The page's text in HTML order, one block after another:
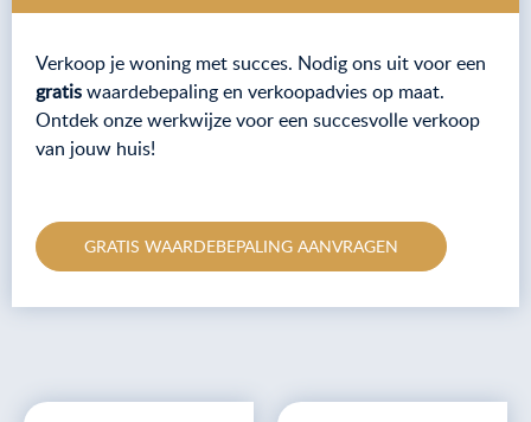
Verkoop je woning met succes. Nodig ons uit voor een
gratiswaardebepaling en verkoopadvies op maat.
Ontdek onze werkwijze voor een succesvolle verkoop
van jouw huis!
GRATIS WAARDEBEPALING AANVRAGEN